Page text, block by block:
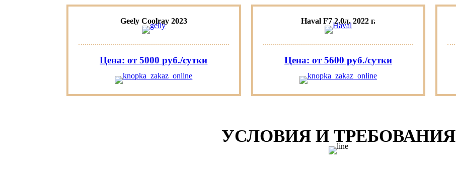
Geely Coolray 2023
Цена: от 5000 руб./сутки
Haval F7 2.0л. 2022 г.
Цена: от 5600 руб./сутки
УСЛОВИЯ И ТРЕБОВАНИЯ